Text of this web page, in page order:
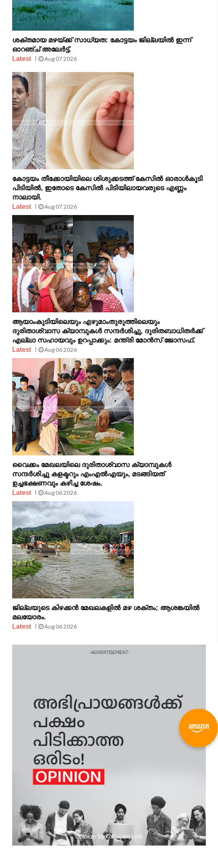
ശക്തമായ മഴയ്ക്ക് സാധ്യത: കോട്ടയം ജില്ലയിൽ ഇന്ന്
ഓറഞ്ച് അലേർട്ട്.
Latest
Aug 07 2026
കോട്ടയം തീക്കോയിയിലെ ശിശുക്കടത്ത് കേസിൽ ഓരാൾകൂടി
പിടിയിൽ, ഇതോടെ കേസിൽ പിടിയിലായവരുടെ എണ്ണം
നാലായി.
Latest
Aug 07 2026
ആയാംകുടിയിലെയും എഴുമാംതുരുത്തിലെയും
ദുരിതാശ്വാസ ക്യാമ്പുകൾ സന്ദർശിച്ചു, ദുരിതബാധിതർക്ക്
എല്ലാ സഹായവും ഉറപ്പാക്കും: മന്ത്രി മോൻസ് ജോസഫ്.
Latest
Aug 06 2026
വൈക്കം മേഖലയിലെ ദുരിതാശ്വാസ ക്യാമ്പുകള്‍
സന്ദര്‍ശിച്ചു കളക്ടറും എംഎല്‍എയും, മടങ്ങിയത്
ഉച്ചഭക്ഷണവും കഴിച്ച ശേഷം.
Latest
Aug 06 2026
ജില്ലയുടെ കിഴക്കൻ മേഖലകളിൽ മഴ ശക്തം; ആശങ്കയിൽ
മലയോരം.
Latest
Aug 06 2026